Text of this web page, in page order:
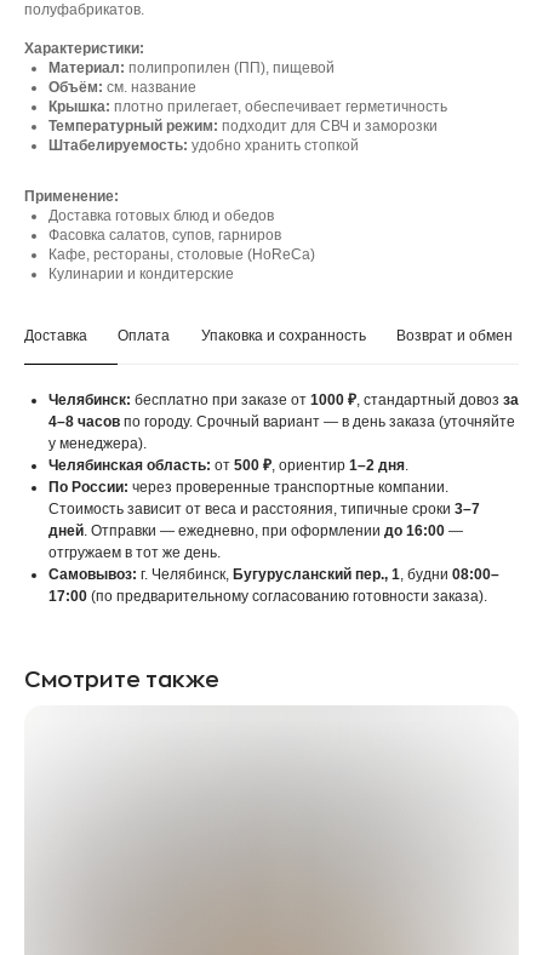
полуфабрикатов.
Характеристики:
Материал: полипропилен (ПП), пищевой
Объём: см. название
Крышка: плотно прилегает, обеспечивает герметичность
Температурный режим: подходит для СВЧ и заморозки
Штабелируемость: удобно хранить стопкой
Применение:
Доставка готовых блюд и обедов
Фасовка салатов, супов, гарниров
Кафе, рестораны, столовые (HoReCa)
Кулинарии и кондитерские
Доставка Оплата Упаковка и сохранность Возврат и обмен
Челябинск: бесплатно при заказе от 1000 ₽, стандартный довоз за
4–8 часов по городу. Срочный вариант — в день заказа (уточняйте
у менеджера).
Челябинская область: от 500 ₽, ориентир 1–2 дня.
По России: через проверенные транспортные компании.
Стоимость зависит от веса и расстояния, типичные сроки 3–7
дней. Отправки — ежедневно, при оформлении до 16:00 —
отгружаем в тот же день.
Самовывоз: г. Челябинск, Бугурусланский пер., 1, будни 08:00–
17:00 (по предварительному согласованию готовности заказа).
Смотрите также